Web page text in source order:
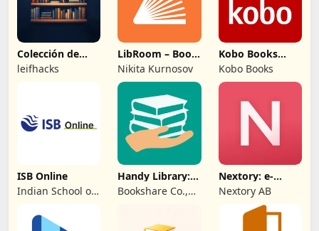
Colección de
Libros Virtuales
leifhacks
LibRoom – Book
Tracker
Nikita Kurnosov
Kobo Books
eBooks
Audiolibros
Kobo Books
ISB Online
Indian School of
Handy Library:
organiza libros
Bookshare Co.,
Nextory: e-
books y
audiolibros
Nextory AB